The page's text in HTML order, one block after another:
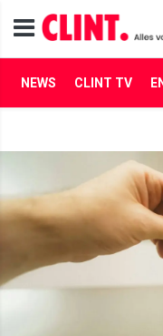
NEWS CLINT TV